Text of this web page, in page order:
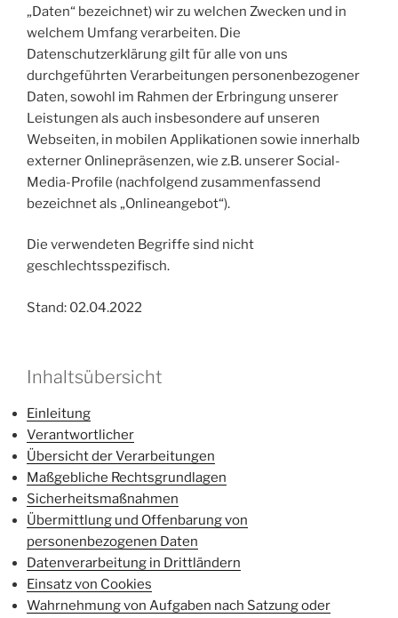
„Daten“ bezeichnet) wir zu welchen Zwecken und in
welchem Umfang verarbeiten. Die
Datenschutzerklärung gilt für alle von uns
durchgeführten Verarbeitungen personenbezogener
Daten, sowohl im Rahmen der Erbringung unserer
Leistungen als auch insbesondere auf unseren
Webseiten, in mobilen Applikationen sowie innerhalb
externer Onlinepräsenzen, wie z.B. unserer Social-
Media-Profile (nachfolgend zusammenfassend
bezeichnet als „Onlineangebot“).
Die verwendeten Begriffe sind nicht
geschlechtsspezifisch.
Stand: 02.04.2022
Inhaltsübersicht
Einleitung
Verantwortlicher
Übersicht der Verarbeitungen
Maßgebliche Rechtsgrundlagen
Sicherheitsmaßnahmen
Übermittlung und Offenbarung von
personenbezogenen Daten
Datenverarbeitung in Drittländern
Einsatz von Cookies
Wahrnehmung von Aufgaben nach Satzung oder